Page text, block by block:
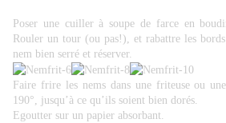
Poser une cuiller à soupe de farce en
Rouler un tour (ou pas!), et rabattre les
nem bien serré et réserver.
Faire frire les nems dans une friteuse ou
190°, jusqu’à ce qu’ils soient bien dorés.
Egoutter sur un papier absorbant.